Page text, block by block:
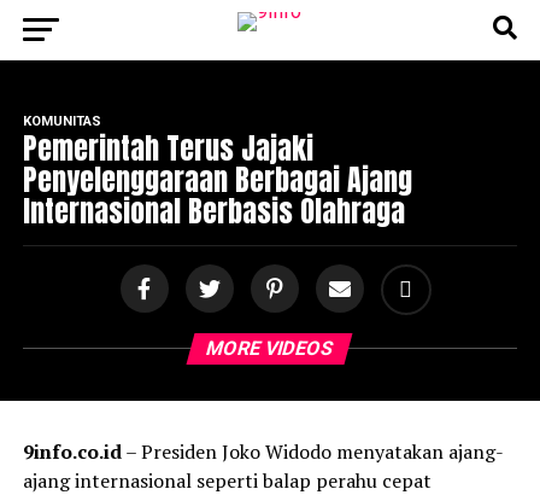
KOMUNITAS
Pemerintah Terus Jajaki
Penyelenggaraan Berbagai Ajang
Internasional Berbasis Olahraga
MORE VIDEOS
9info.co.id– Presiden Joko Widodo menyatakan ajang-
ajang internasional seperti balap perahu cepat